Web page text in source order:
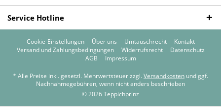
Service Hotline
Cookie-Einstellungen Über uns Umtauschrecht
Kontakt
Versand und Zahlungsbedingungen
Widerrufsrecht
Datenschutz
AGB
Impressum
* Alle Preise inkl. gesetzl. Mehrwertsteuer zzgl. Versandkosten und ggf.
Nachnahmegebühren, wenn nicht anders beschrieben
© 2026 Teppichprinz